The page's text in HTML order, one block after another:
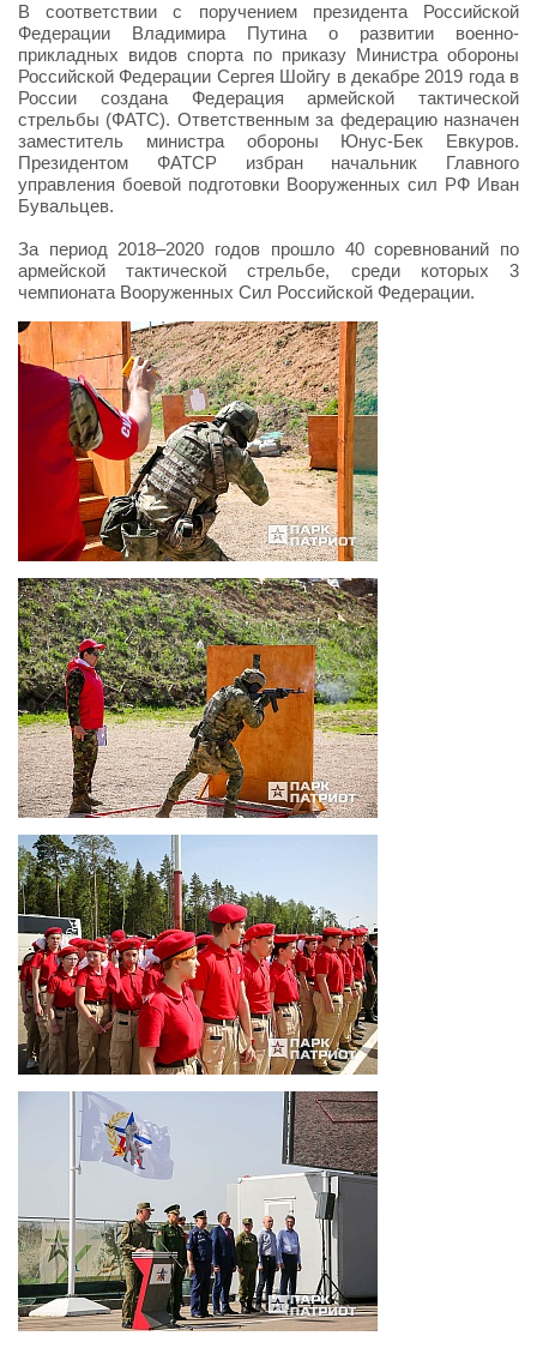
В соответствии с поручением президента Российской
Федерации Владимира Путина о развитии военно-
прикладных видов спорта по приказу Министра обороны
Российской Федерации Сергея Шойгу в декабре 2019 года в
России создана Федерация армейской тактической
стрельбы (ФАТС). Ответственным за федерацию назначен
заместитель министра обороны Юнус-Бек Евкуров.
Президентом ФАТСР избран начальник Главного
управления боевой подготовки Вооруженных сил РФ Иван
Бувальцев.
За период 2018–2020 годов прошло 40 соревнований по
армейской тактической стрельбе, среди которых 3
чемпионата Вооруженных Сил Российской Федерации.